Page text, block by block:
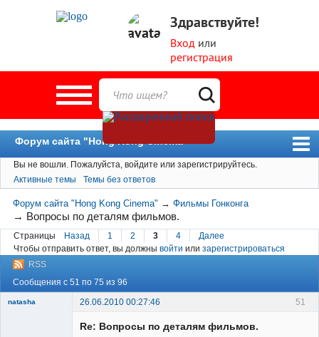
Здравствуйте!
Вход или
регистрация
Форум сайта "Hong Kong Cinema"
Форум
Новости
Пользователи
Поиск
Вы не вошли. Пожалуйста, войдите или зарегистрируйтесь.
Активные темы
Темы без ответов
Форум сайта "Hong Kong Cinema" →Фильмы Гонконга
→ Вопросы по деталям фильмов.
Страницы Назад 1 2 3 4
Далее
Чтобы отправить ответ, вы должны войти или зарегистрироваться
RSS
Сообщения с 51 по 75 из 96
51
natasha 26.06.2010 00:27:46
Re: Вопросы по деталям фильмов.